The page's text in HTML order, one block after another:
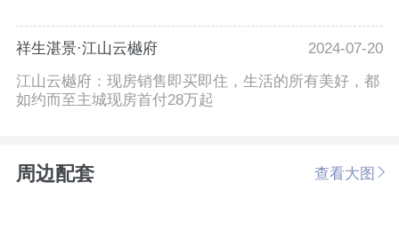
祥生湛景·江山云樾府
2024-07-20
江山云樾府：现房销售即买即住，生活的所有美好，都
如约而至主城现房首付28万起
周边配套 查看大图